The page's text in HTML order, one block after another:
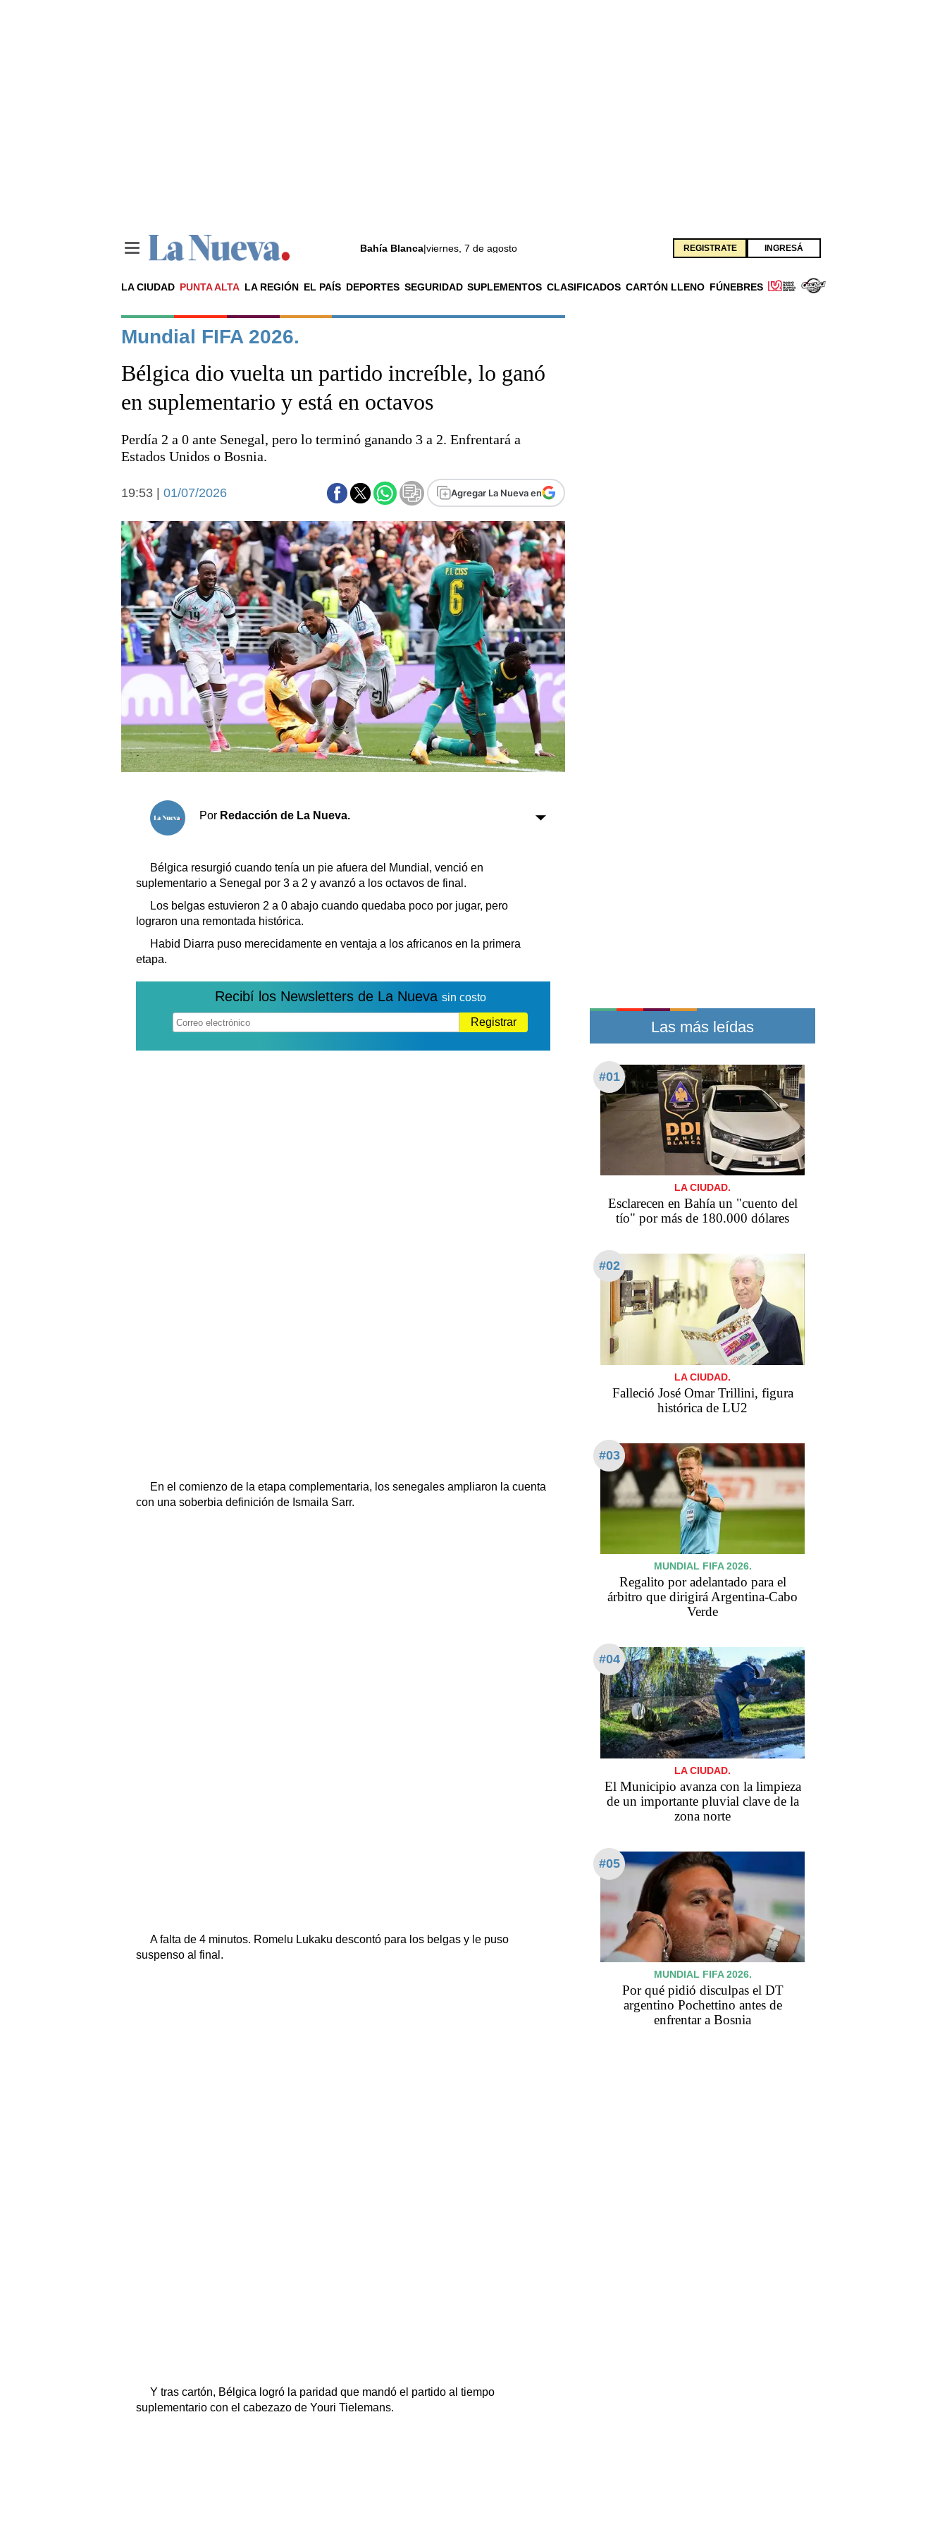
Bahía Blanca|viernes, 7 de agosto REGISTRATE INGRESÁ
LA CIUDAD PUNTA ALTA LA REGIÓN EL PAÍS DEPORTES SEGURIDAD SUPLEMENTOS CLASIFICADOS CARTÓN LLENO FÚNEBRES
Noticias
La ciudad
El país
Seguridad
Deportes
Escenario Olímpico
Básquetbol
Fútbol
Federal A
Arte y cultura
Aplausos
Cines
Economía y campo
Economía y finanzas
Con el campo
Espacio empresas
Sociedad y tiempo libre
Sociedad
Tecnología
Turismo
Salud
Es viral
El tiempo
Fúnebres
Horóscopo
Suplementos
Loterías
Teléfonos de urgencia
Mundial FIFA 2026.
Bélgica dio vuelta un partido increíble, lo ganó
en suplementario y está en octavos
Perdía 2 a 0 ante Senegal, pero lo terminó ganando 3 a 2. Enfrentará a
Estados Unidos o Bosnia.
Agregar La Nueva en
19:53 | 01/07/2026
Por Redacción de La Nueva.
Bélgica resurgió cuando tenía un pie afuera del Mundial, venció en
suplementario a Senegal por 3 a 2 y avanzó a los octavos de final.
Los belgas estuvieron 2 a 0 abajo cuando quedaba poco por jugar, pero
lograron una remontada histórica.
Habid Diarra puso merecidamente en ventaja a los africanos en la primera
etapa.
Recibí los Newsletters de La Nueva sin costo
Registrar
En el comienzo de la etapa complementaria, los senegales ampliaron la cuenta
con una soberbia definición de Ismaila Sarr.
A falta de 4 minutos. Romelu Lukaku descontó para los belgas y le puso
suspenso al final.
Y tras cartón, Bélgica logró la paridad que mandó el partido al tiempo
suplementario con el cabezazo de Youri Tielemans.
Las más leídas
#01
LA CIUDAD.
Esclarecen en Bahía un "cuento del
tío" por más de 180.000 dólares
#02
LA CIUDAD.
Falleció José Omar Trillini, figura
histórica de LU2
#03
MUNDIAL FIFA 2026.
Regalito por adelantado para el
árbitro que dirigirá Argentina-Cabo
Verde
#04
LA CIUDAD.
El Municipio avanza con la limpieza
de un importante pluvial clave de la
zona norte
#05
MUNDIAL FIFA 2026.
Por qué pidió disculpas el DT
argentino Pochettino antes de
enfrentar a Bosnia